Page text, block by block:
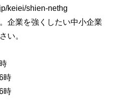
keiei/shien-nethg
企業を強くしたい中小企業
い。
時
時